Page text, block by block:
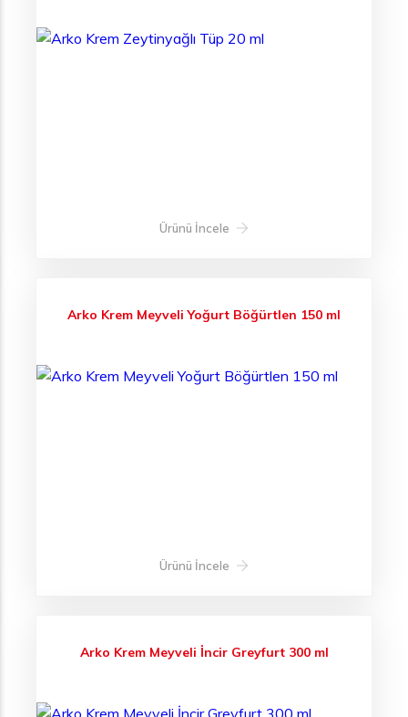
Ürünü İncele
Arko Krem Meyveli Yoğurt Böğürtlen 150 ml
Ürünü İncele
Arko Krem Meyveli İncir Greyfurt 300 ml